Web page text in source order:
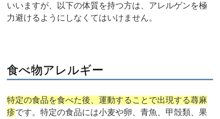
いいますが、以下の体質を持つ方は、アレルゲンを極
力避けるようにしなくてはいけません。
食べ物アレルギー
特定の食品を食べた後、運動することで出現する蕁麻
疹です。特定の食品には小麦や卵、青魚、甲殻類、果